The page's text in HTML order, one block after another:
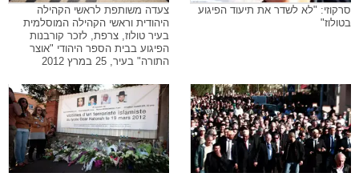
סרקוזי: "לא לשדר את תיעוד הפיגוע
בטולוז"
צעדה משותפת לראשי הקהילה
היהודית וראשי הקהילה המוסלמית
בעיר טולוז, צרפת, לזכר קורבנות
הפיגוע בבית הספר היהודי "אוצר
התורה" בעיר, 25 במרץ 2012